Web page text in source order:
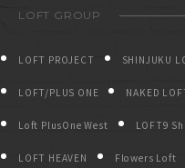
LOFT GROUP
LOFT PROJECT SHINJUKU
LOFT/PLUS ONE NAKED
Loft PlusOne West LOFT9
LOFT HEAVEN Flowers Loft